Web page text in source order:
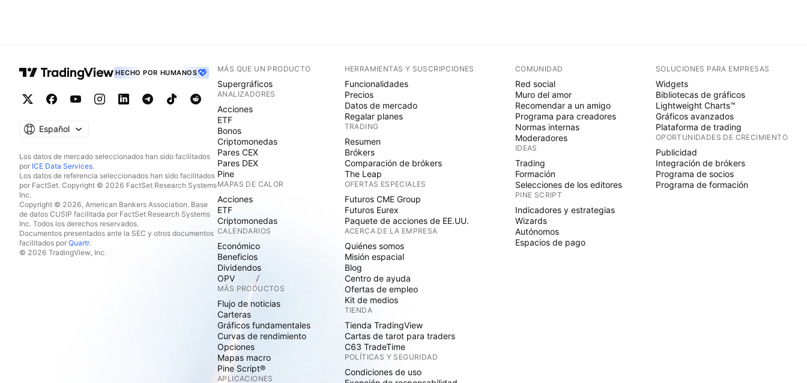
HECHO POR HUMANOS
Español
Los datos de mercado seleccionados han sido facilitados
por ICE Data Services.
Los datos de referencia seleccionados han sido facilitados
por FactSet. Copyright © 2026 FactSet Research Systems
Inc.
Copyright © 2026, American Bankers Association. Base
de datos CUSIP facilitada por FactSet Research Systems
Inc. Todos los derechos reservados.
Documentos presentados ante la SEC y otros documentos
facilitados por Quartr.
© 2026 TradingView, Inc.
MÁS QUE UN PRODUCTO
Supergráficos
ANALIZADORES
Acciones
ETF
Bonos
Criptomonedas
Pares CEX
Pares DEX
Pine
MAPAS DE CALOR
Acciones
ETF
Criptomonedas
CALENDARIOS
Económico
Beneficios
Dividendos
OPV
MÁS PRODUCTOS
Flujo de noticias
Carteras
Gráficos fundamentales
Curvas de rendimiento
Opciones
Mapas macro
Pine Script®
APLICACIONES
HERRAMIENTAS Y SUSCRIPCIONES
Funcionalidades
Precios
Datos de mercado
Regalar planes
TRADING
Resumen
Brókers
Comparación de brókers
The Leap
OFERTAS ESPECIALES
Futuros CME Group
Futuros Eurex
Paquete de acciones de EE.UU.
ACERCA DE LA EMPRESA
Quiénes somos
Misión espacial
Blog
Centro de ayuda
Ofertas de empleo
Kit de medios
TIENDA
Tienda TradingView
Cartas de tarot para traders
C63 TradeTime
POLÍTICAS Y SEGURIDAD
Condiciones de uso
COMUNIDAD
Red social
Muro del amor
Recomendar a un amigo
Programa para creadores
Normas internas
Moderadores
IDEAS
Trading
Formación
Selecciones de los editores
PINE SCRIPT
Indicadores y estrategias
Wizards
Autónomos
Espacios de pago
SOLUCIONES PARA EMPRESAS
Widgets
Bibliotecas de gráficos
Lightweight Charts™
Gráficos avanzados
Plataforma de trading
OPORTUNIDADES DE CRECIMIENTO
Publicidad
Integración de brókers
Programa de socios
Programa de formación